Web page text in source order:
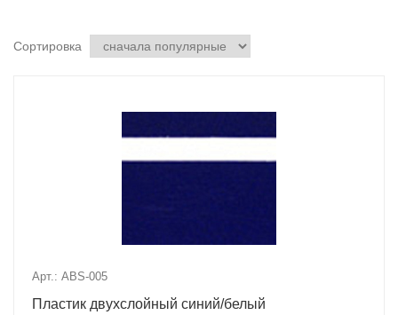
Сортировка
Арт.: ABS-005
Пластик двухслойный синий/белый